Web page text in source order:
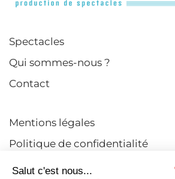
Spectacles
Qui sommes-nous ?
Contact
Mentions légales
Politique de confidentialité
CGV